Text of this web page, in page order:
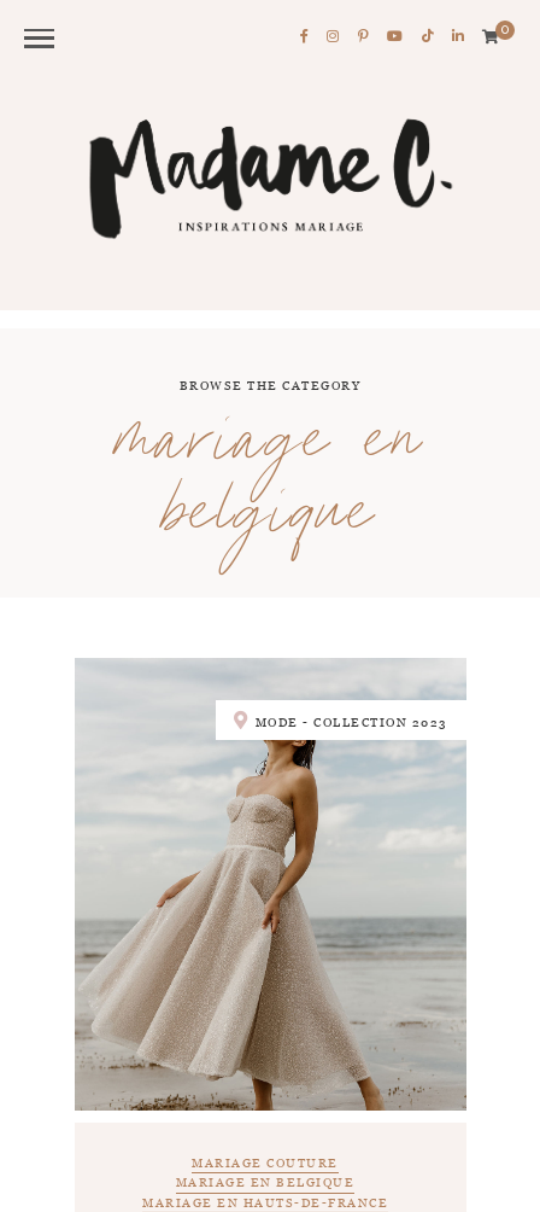
0
BROWSE THE CATEGORY
mariage en
belgique
MODE - COLLECTION 2023
MARIAGE COUTURE
MARIAGE EN BELGIQUE
MARIAGE EN HAUTS-DE-FRANCE